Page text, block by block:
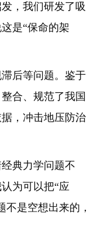
，我们研发了吸
是“保命的架
后等问题。鉴于
合、规范了我国
，冲击地压防治
典力学问题不
为可以把“应
是空想出来的，